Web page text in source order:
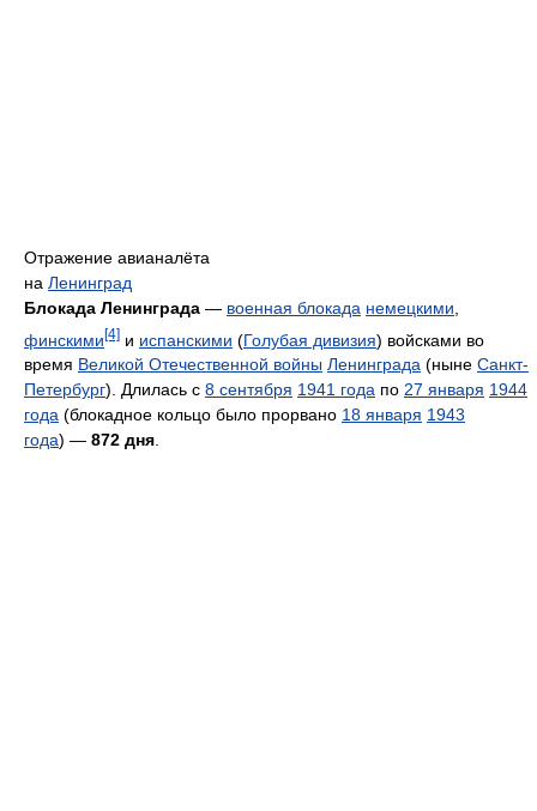
Отражение авианалёта
на Ленинград
Блокада Ленинграда — военная блокада немецкими
финскими[4] и испанскими (Голубая дивизия) войсками во
время Великой Отечественной войны Ленинграда (ныне Санкт-
Петербург). Длилась с 8 сентября 1941 года по 27 января 1944
года (блокадное кольцо было прорвано 18 января 1943
года) — 872 дня.